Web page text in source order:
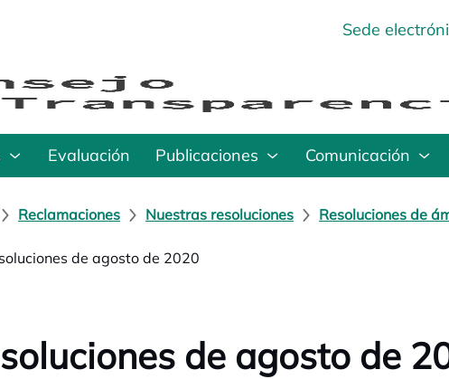
Sede se
Evaluación Publicaciones Comunicación
Reclamaciones Nuestras resoluciones Resoluciones de
de agosto de 2020
de agosto de